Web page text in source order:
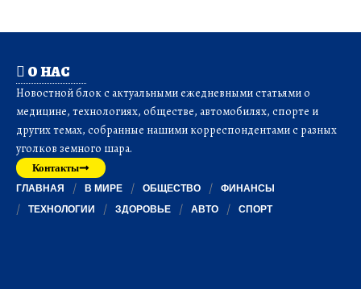
О НАС
Новостной блок с актуальными ежедневными статьями о
медицине, технологиях, обществе, автомобилях, спорте и
других темах, собранные нашими корреспондентами с разных
уголков земного шара.
Контакты
ГЛАВНАЯ В МИРЕ ОБЩЕСТВО
ФИНАНСЫ
ТЕХНОЛОГИИ
ЗДОРОВЬЕ АВТО СПОРТ